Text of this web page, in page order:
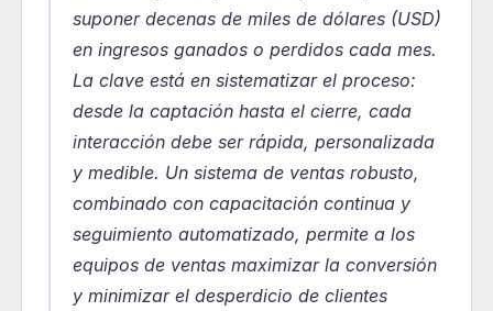
suponer decenas de miles de dólares (USD)
en ingresos ganados o perdidos cada mes.
La clave está en sistematizar el proceso:
desde la captación hasta el cierre, cada
interacción debe ser rápida, personalizada
y medible. Un sistema de ventas robusto,
combinado con capacitación continua y
seguimiento automatizado, permite a los
equipos de ventas maximizar la conversión
y minimizar el desperdicio de clientes